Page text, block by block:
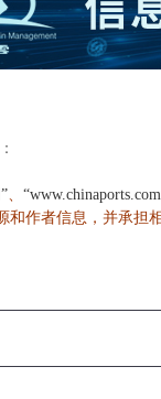
、
作者信息，并承担